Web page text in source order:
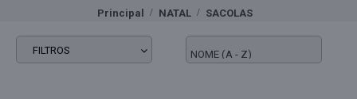
Principal NATAL SACOLAS
FILTROS